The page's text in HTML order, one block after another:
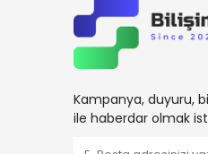
Kampanya, duyuru,
ile haberdar olmak